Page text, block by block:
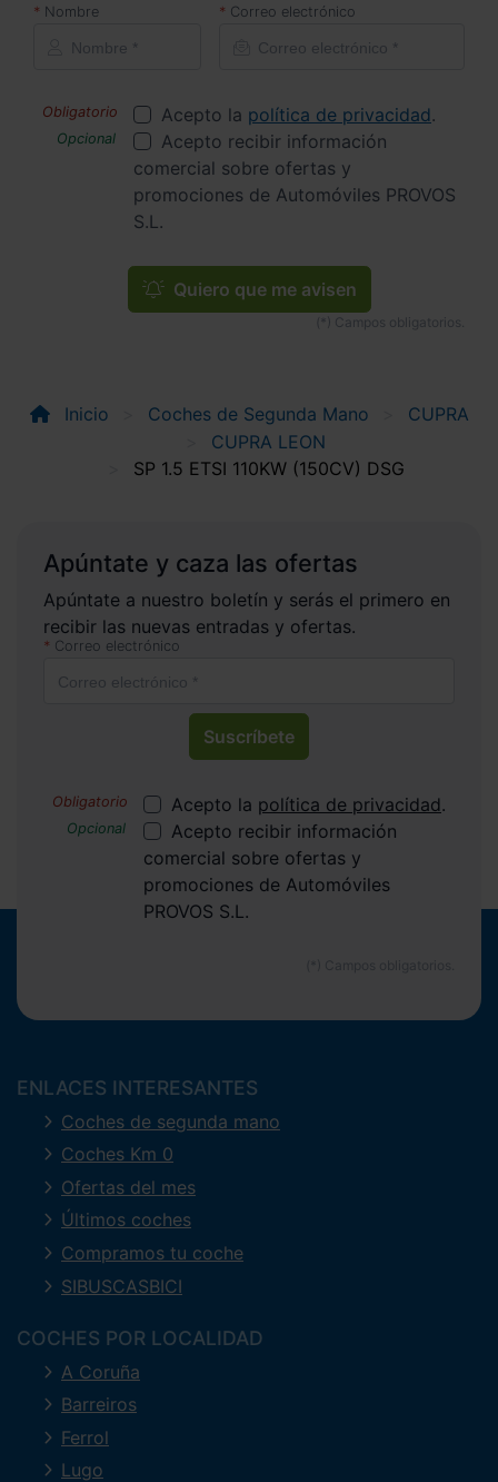
Nombre Correo electrónico
Acepto la política de privacidad.
Acepto recibir información
comercial sobre ofertas y
promociones de Automóviles PROVOS
S.L.
Quiero que me avisen
Inicio Coches de Segunda Mano
CUPRA
CUPRA LEON
SP 1.5 ETSI 110KW (150CV) DSG
Apúntate y caza las ofertas
Apúntate a nuestro boletín y serás el primero en
recibir las nuevas entradas y ofertas.
Correo electrónico
Suscríbete
Acepto la política de privacidad.
Acepto recibir información
comercial sobre ofertas y
promociones de Automóviles
PROVOS S.L.
ENLACES INTERESANTES
Coches de segunda mano
Coches Km 0
Ofertas del mes
Últimos coches
Compramos tu coche
SIBUSCASBICI
COCHES POR LOCALIDAD
A Coruña
Barreiros
Ferrol
Lugo